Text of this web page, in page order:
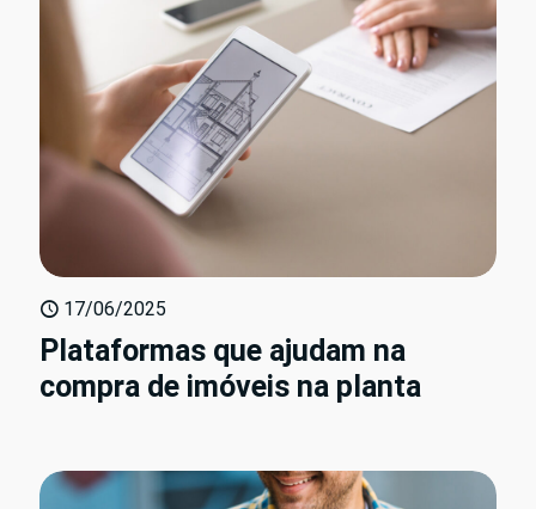
17/06/2025
Plataformas que ajudam na
compra de imóveis na planta